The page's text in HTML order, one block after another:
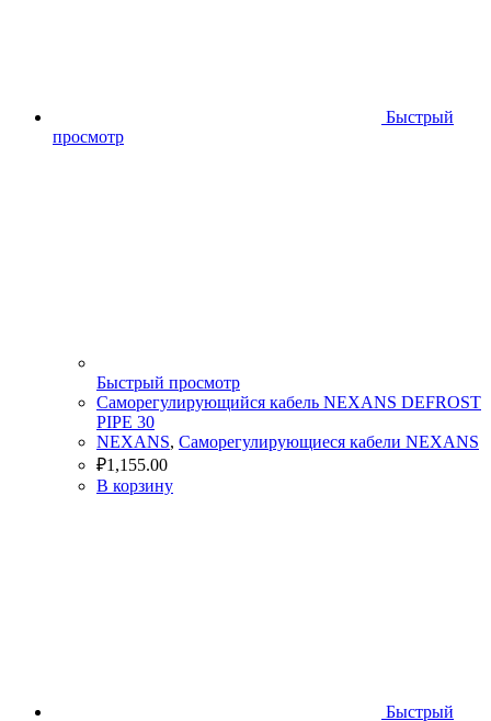
Быстрый
просмотр
Быстрый просмотр
Cаморегулирующийся кабель NEXANS DEFROST
PIPE 30
NEXANS, Саморегулирующиеся кабели NEXANS
₽1,155.00
В корзину
Быстрый